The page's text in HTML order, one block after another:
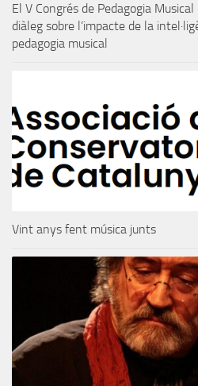
El V Congrés de Pedagogia
diàleg sobre l’impacte de la
pedagogia musical
Vint anys fent música junts